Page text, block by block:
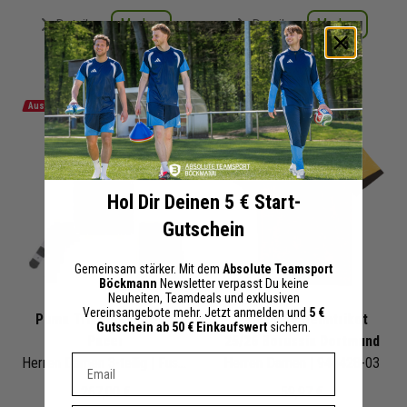
Details Merken
+ 4 Interessenten
Details Merken
+ 4 Interessenten
Auslaufmodell
Puma Trikotsatz Team
267,00 €
Puma Cup Heimtrikot
25/26 Borussia Dortmund
Herren Damen | 946428-03
59,97 €
Hol Dir Deinen 5 € Start-
Gutschein
Gemeinsam stärker. Mit dem Absolute Teamsport
Böckmann Newsletter verpasst Du keine
Neuheiten, Teamdeals und exklusiven
Vereinsangebote mehr. Jetzt anmelden und 5 €
Gutschein ab 50 € Einkaufswert sichern.
Dein E-mail Adresse